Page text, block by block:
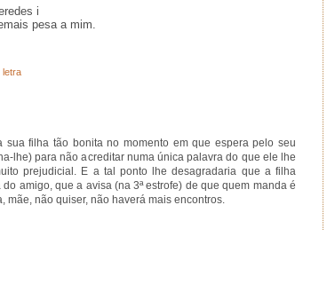
i
pesa a mim.
letra
sua filha tão bonita no momento em que espera pelo seu
lhe) para não acreditar numa única palavra do que ele lhe
prejudicial. E a tal ponto lhe desagradaria que a filha
amigo, que a avisa (na 3ª estrofe) de que quem manda é
mãe, não quiser, não haverá mais encontros.